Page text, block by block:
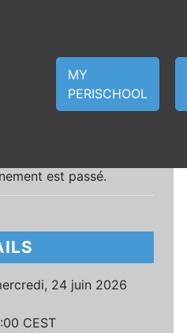
MY
PERISCHOOL
est passé.
24 juin 2026
CEST